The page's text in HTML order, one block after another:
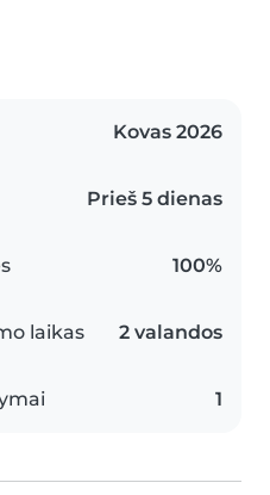
Kovas 2026
Prieš 5 dienas
100%
laikas 2 valandos
1